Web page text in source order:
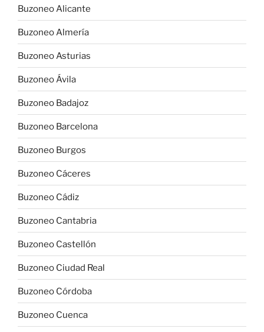
Buzoneo Alicante
Buzoneo Almería
Buzoneo Asturias
Buzoneo Ávila
Buzoneo Badajoz
Buzoneo Barcelona
Buzoneo Burgos
Buzoneo Cáceres
Buzoneo Cádiz
Buzoneo Cantabria
Buzoneo Castellón
Buzoneo Ciudad Real
Buzoneo Córdoba
Buzoneo Cuenca